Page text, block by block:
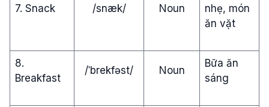
7. Snack /snæk/ Noun
nhẹ, món
ăn vặt
8.
Breakfast
/ˈbrekfəst/ Noun
Bữa ăn
sáng